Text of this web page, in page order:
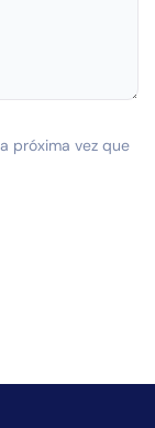
próxima vez que